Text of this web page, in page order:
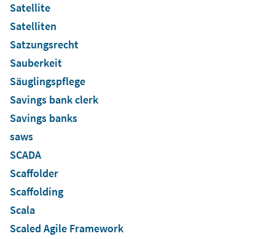
Satellite
Satelliten
Satzungsrecht
Sauberkeit
Säuglingspflege
Savings bank clerk
Savings banks
saws
SCADA
Scaffolder
Scaffolding
Scala
Scaled Agile Framework